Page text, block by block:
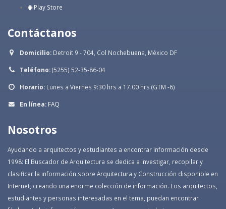
Play Store
Contáctanos
Domicilio: Detroit 9 - 704, Col Nochebuena, México DF
Teléfono:(5255) 52-35-86-04
Horario: Lunes a Viernes 9:30 hrs a 17:00 hrs (GTM -6)
En línea: FAQ
Nosotros
Ayudando a arquitectos y estudiantes a encontrar información desde
1998: El Buscador de Arquitectura se dedica a investigar, recopilar y
clasificar la información sobre Arquitectura y Construcción disponible en
Internet, creando una enorme colección de información. Los arquitectos,
estudiantes y personas interesadas en el tema, puedan encontrar